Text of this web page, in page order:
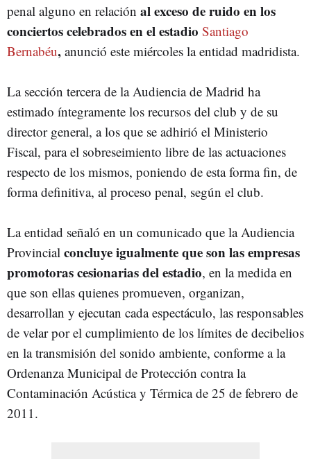
penal alguno en relación al exceso de ruido en los
conciertos celebrados en el estadio Santiago
Bernabéu, anunció este miércoles la entidad madridista.
La sección tercera de la Audiencia de Madrid ha
estimado íntegramente los recursos del club y de su
director general, a los que se adhirió el Ministerio
Fiscal, para el sobreseimiento libre de las actuaciones
respecto de los mismos, poniendo de esta forma fin, de
forma definitiva, al proceso penal, según el club.
La entidad señaló en un comunicado que la Audiencia
Provincial concluye igualmente que son las empresas
promotoras cesionarias del estadio, en la medida en
que son ellas quienes promueven, organizan,
desarrollan y ejecutan cada espectáculo, las responsables
de velar por el cumplimiento de los límites de decibelios
en la transmisión del sonido ambiente, conforme a la
Ordenanza Municipal de Protección contra la
Contaminación Acústica y Térmica de 25 de febrero de
2011.